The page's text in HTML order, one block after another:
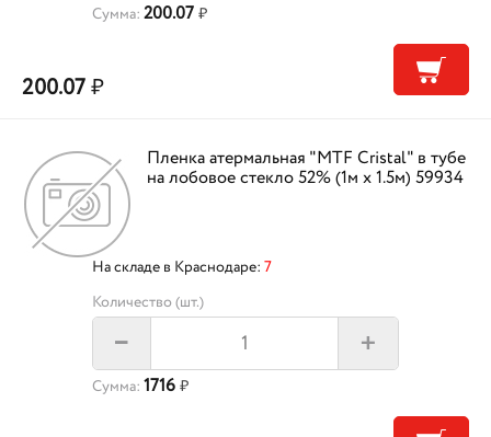
Сумма: 200.07 ₽
200.07₽
Пленка атермальная "MTF Cristal" в тубе
на лобовое стекло 52% (1м х 1.5м) 59934
На складе в Краснодаре: 7
Количество (шт.)
– +
Сумма: 1716 ₽